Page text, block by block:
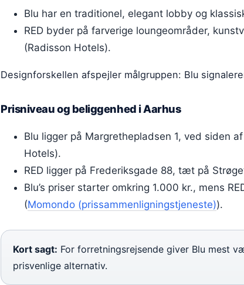
Blu har en traditionel, elegant lobby og
RED byder på farverige loungeområder,
(Radisson Hotels).
Designforskellen afspejler målgruppen: Blu
Prisniveau og beliggenhed i Aarhus
Blu ligger på Margrethepladsen 1, ved siden
Hotels).
RED ligger på Frederiksgade 88, tæt på
Blu’s priser starter omkring 1.000 kr., mens
(Momondo (prissammenligningstjeneste)).
Kort sagt: For forretningsrejsende giver Blu mest
prisvenlige alternativ.